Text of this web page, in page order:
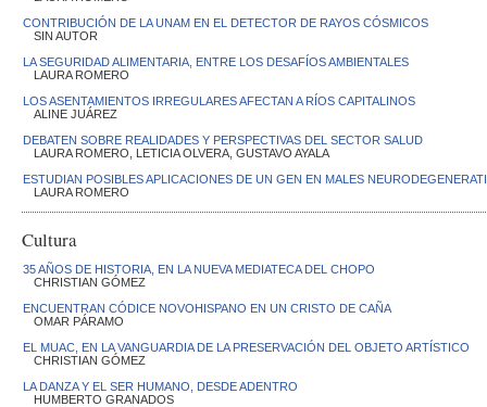
CONTRIBUCIÓN DE LA UNAM EN EL DETECTOR DE RAYOS CÓSMICOS
SIN AUTOR
LA SEGURIDAD ALIMENTARIA, ENTRE LOS DESAFÍOS AMBIENTALES
LAURA ROMERO
LOS ASENTAMIENTOS IRREGULARES AFECTAN A RÍOS CAPITALINOS
ALINE JUÁREZ
DEBATEN SOBRE REALIDADES Y PERSPECTIVAS DEL SECTOR SALUD
LAURA ROMERO, LETICIA OLVERA, GUSTAVO AYALA
ESTUDIAN POSIBLES APLICACIONES DE UN GEN EN MALES
LAURA ROMERO
Cultura
35 AÑOS DE HISTORIA, EN LA NUEVA MEDIATECA DEL CHOPO
CHRISTIAN GÓMEZ
ENCUENTRAN CÓDICE NOVOHISPANO EN UN CRISTO DE CAÑA
OMAR PÁRAMO
EL MUAC, EN LA VANGUARDIA DE LA PRESERVACIÓN DEL OBJETO ARTÍSTICO
CHRISTIAN GÓMEZ
LA DANZA Y EL SER HUMANO, DESDE ADENTRO
HUMBERTO GRANADOS